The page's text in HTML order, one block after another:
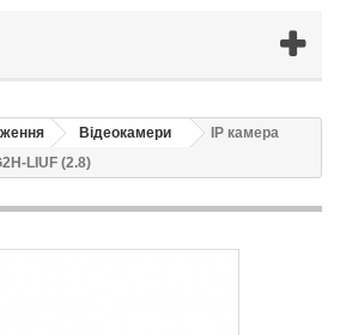
Відеокамери
IP камера
LIUF (2.8)